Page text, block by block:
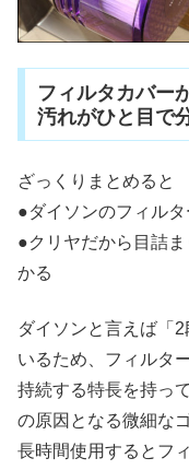
フィルタカバー
汚れがひと目で
ざっくりまとめると
●ダイソンのフィル
●クリヤだから目詰
かる
ダイソンと言えば「
いるため、フィルタ
持続する特長を持っ
の原因となる微細な
長時間使用するとフ